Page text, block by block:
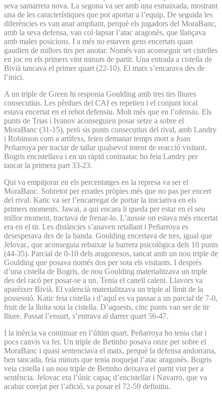
seva samarreta nova. La segona va ser amb una esmaixada, mostrant
una de les característiques que pot aportar a l’equip. De seguida les
diferències es van anar ampliant, perquè els jugadors del MoraBanc,
amb la seva defensa, van col·lapsar l’atac aragonès, que llançava
amb males posicions. I a més no estaven gens encertats quan
gaudien de millors tirs per anotar. Només van aconseguir set cistelles
en joc en els primers vint minuts de partit. Una entrada a cistella de
Bivià tancava el primer quart (22-10). El matx s’encarava des de
l’inici.
A un triple de Green hi responia Goulding amb tres tirs lliures
consecutius. Les pèrdues del CAI es repetien i el conjunt local
estava encertat en el rebot defensiu. Molt més que en l’ofensiu. Els
punts de Trias i Ivanov aconseguien posar setze a sobre el
MoraBanc (31-15), però sis punts consecutius del rival, amb Landry
i Robinson com a artífexs, feien demanar temps mort a Joan
Peñarroya per tractar de tallar qualsevol intent de reacció visitant.
Bogris encistellava i en un ràpid contraatac ho feia Landry per
tancar la primera part 33-23.
Qui va empitjorar en els percentatges en la represa va ser el
MoraBanc. Sobretot per errades pròpies més que no pas per encert
del rival. Katic va ser l’encarregat de portar la iniciativa en els
primers moments. Jawai, a qui encara li queda per estar en el seu
millor moment, tractava de frenar-lo. L’aussie on estava més encertat
era en el tir. Les distàncies s’anaven retallant i Peñarroya es
desesperava des de la banda. Goulding encertava de tres, igual que
Jelovac, que aconseguia rebaixar la barrera psicològica dels 10 punts
(44-35). Parcial de 0-10 dels aragonesos, tancat amb un nou triple de
Goulding que posava només dos per sota els visitants. I després
d’una cistella de Bogris, de nou Goulding materialitzava un triple
des del racó per posar-se a un. Tenia el canell calent. Llavors va
aparèixer Bivià. El valencià materialitzava un triple al límit de la
possessió. Katic feia cistella i d’aquí es va passar a un parcial de 7-0,
fruit de la lluita sota la cistella. D’aquests, cinc punts van ser de tir
lliure. Passat l’ensurt, s’entrava al darrer quart 56-47.
I la inèrcia va continuar en l’últim quart. Peñarroya ho tenia clar i
pocs canvis va fer. Un triple de Betinho posava onze per sobre el
MoraBanc i quasi sentenciava el matx, perquè la defensa andorrana,
ben tancada, feia minuts que tenia noquejat l’atac aragonès. Bogris
veia cistella i un nou triple de Betinho deixava el partit vist per a
sentència. Jelovac era l’únic capaç d’encistellar i Navarro, que va
acabar corejat per l’afició, va posar el 72-59 definitiu.